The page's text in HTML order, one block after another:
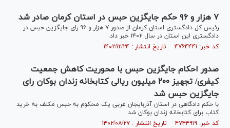
۷ هزار و ۹۶ حکم جایگزین حبس در استان کرمان صادر شد
رئیس کل دادگستری استان کرمان از صدور ۷ هزار و ۹۶ رای جایگزین حبس در
دادگستری این استان در سال ۱۴۰۲ خبر داد.
کد خبر: ۴۷۶۴۴۴۱ تاریخ انتشار : ۱۴۰۲/۱۲/۲۴
صدور احکام جایگزین حبس با محوریت کاهش جمعیت
کیفری/ تجهیز ۲۰۰ میلیون ریالی کتابخانه زندان بوکان رای
جایگزین حبس شد
با حکم دادگاهی در استان آذربایجان غربی یک محکوم به حبس مکلف به خرید
کتاب برای کتابخانه زندان بوکان شد.
کد خبر: ۴۷۴۴۹۱۹ تاریخ انتشار : ۱۴۰۲/۰۸/۲۷